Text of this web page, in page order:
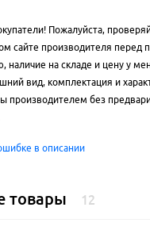
Пожалуйста,
сайте производителя перед
наличие на складе и цену у
вид, комплектация и
производителем без
в описании
товары 12